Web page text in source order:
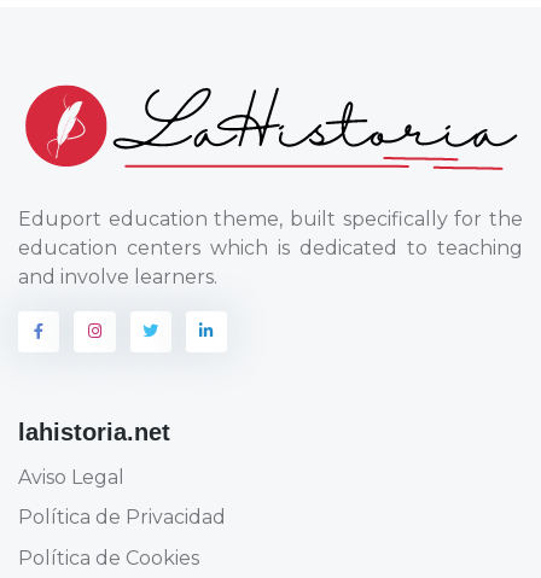
Eduport education theme, built specifically for the
education centers which is dedicated to teaching
and involve learners.
lahistoria.net
Aviso Legal
Política de Privacidad
Política de Cookies